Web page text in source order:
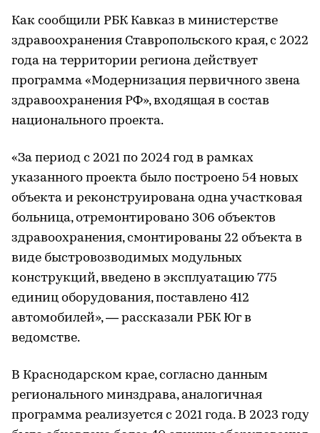
Как сообщили РБК Кавказ в министерстве
здравоохранения Ставропольского края, с 2022
года на территории региона действует
программа «Модернизация первичного звена
здравоохранения РФ», входящая в состав
национального проекта.
«За период с 2021 по 2024 год в рамках
указанного проекта было построено 54 новых
объекта и реконструирована одна участковая
больница, отремонтировано 306 объектов
здравоохранения, смонтированы 22 объекта в
виде быстровозводимых модульных
конструкций, введено в эксплуатацию 775
единиц оборудования, поставлено 412
автомобилей», — рассказали РБК Юг в
ведомстве.
В Краснодарском крае, согласно данным
регионального минздрава, аналогичная
программа реализуется с 2021 года. В 2023 году